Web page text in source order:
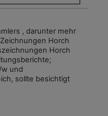
, darunter mehr
Horch
Horch
und
sollte besichtigt